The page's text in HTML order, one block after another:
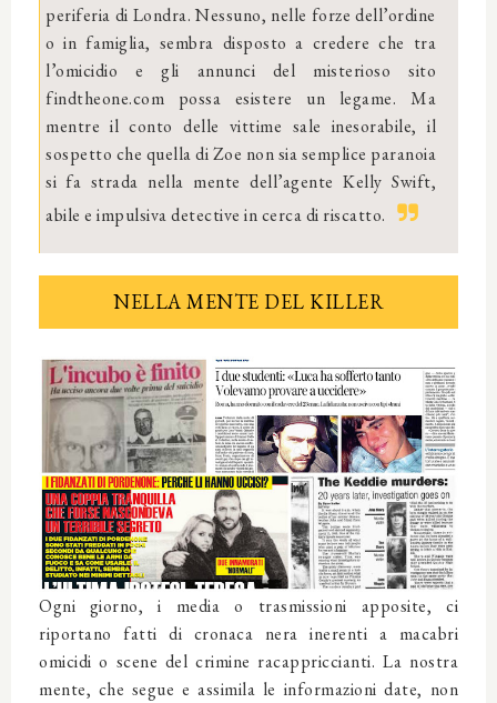
periferia di Londra. Nessuno, nelle forze dell’ordine
o in famiglia, sembra disposto a credere che tra
l’omicidio e gli annunci del misterioso sito
findtheone.com possa esistere un legame. Ma
mentre il conto delle vittime sale inesorabile, il
sospetto che quella di Zoe non sia semplice paranoia
si fa strada nella mente dell’agente Kelly Swift,
abile e impulsiva detective in cerca di riscatto.
NELLA MENTE DEL KILLER
Ogni giorno, i media o trasmissioni apposite, ci
riportano fatti di cronaca nera inerenti a macabri
omicidi o scene del crimine racappriccianti. La nostra
mente, che segue e assimila le informazioni date, non